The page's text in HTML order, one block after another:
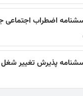
اضطراب اجتماعی
پذيرش تغيير شغل